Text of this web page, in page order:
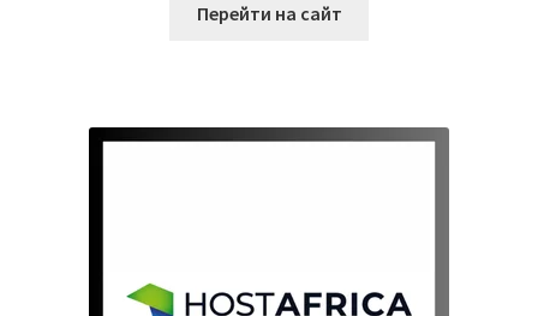
Перейти на сайт